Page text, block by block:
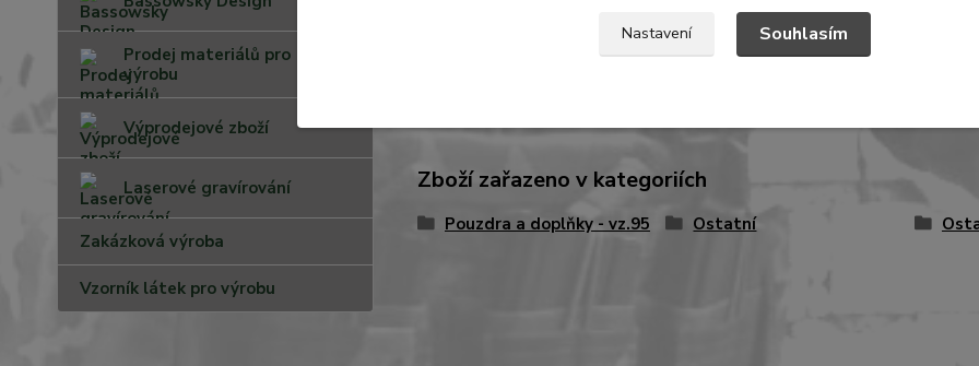
Prodej materiálů pro
výrobu
Výprodejové zboží
Laserové gravírování
Zakázková výroba
Vzorník látek pro výrobu
větší velikost jsme schopni na zakázku po e-mailové domluvě také vyrobit.
Zboží zařazeno v kategoriích
Pouzdra a doplňky - vz.95 Ostatní
Nastavení Souhlasím